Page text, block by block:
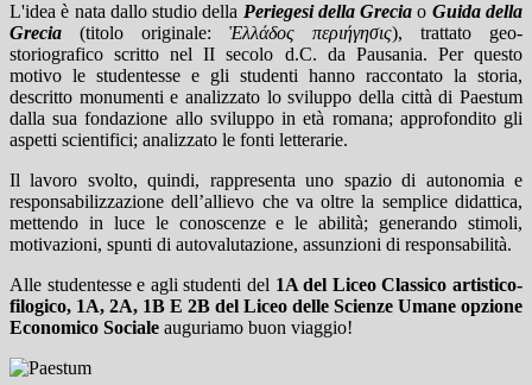
L'idea è nata dallo studio della Periegesi della Grecia o Guida della
Grecia (titolo originale: Ἑλλάδος περιήγησις), trattato geo-
storiografico scritto nelII secolo d.C. da Pausania. Per questo
motivo le studentesse e gli studenti hanno raccontato la storia,
descritto monumenti e analizzato lo sviluppo della città di Paestum
dalla sua fondazione allo sviluppo in età romana; approfondito gli
aspetti scientifici; analizzato le fonti letterarie.
Il lavoro svolto, quindi, rappresenta uno spazio di autonomia e
responsabilizzazione dell’allievo che va oltre la semplice didattica,
mettendo in luce le conoscenze e le abilità; generando stimoli,
motivazioni, spunti di autovalutazione, assunzioni di responsabilità.
Alle studentesse e agli studenti del 1A del Liceo Classico artistico-
filogico, 1A, 2A, 1B E 2B del Liceo delle Scienze Umane opzione
Economico Sociale auguriamo buon viaggio!